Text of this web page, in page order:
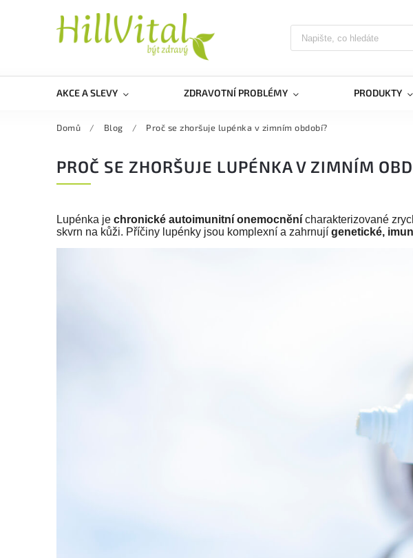
AKCE A SLEVY ZDRAVOTNÍ PROBLÉMY PRODUKTY
Domů / Blog / Proč se zhoršuje lupénka v zimním období?
PROČ SE ZHORŠUJE LUPÉNKA V ZIMNÍM
Lupénka je chronické autoimunitní onemocnění charakterizované
skvrn na kůži. Příčiny lupénky jsou komplexní a zahrnují genetické,